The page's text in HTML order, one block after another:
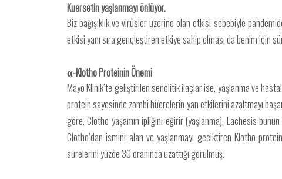
Kuersetin yaşlanmayı önlüyor.
Biz bağışıklık ve virüsler üzerine olan etkisi sebebiyle
etkisi yanı sıra gençleştiren etkiye sahip olması da benim için
α-Klotho Proteinin Önemi
Mayo Klinik’te geliştirilen senolitik ilaçlar ise, yaşlanma ve
protein sayesinde zombi hücrelerin yan etkilerini azaltmayı
göre, Clotho yaşamın ipliğini eğirir (yaşlanma), Lachesis
Clotho’dan ismini alan ve yaşlanmayı geciktiren Klotho
sürelerini yüzde 30 oranında uzattığı görülmüş.